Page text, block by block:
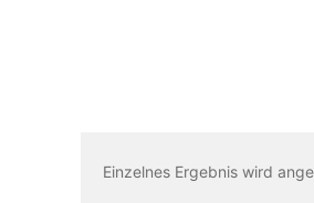
Einzelnes Ergebnis wird